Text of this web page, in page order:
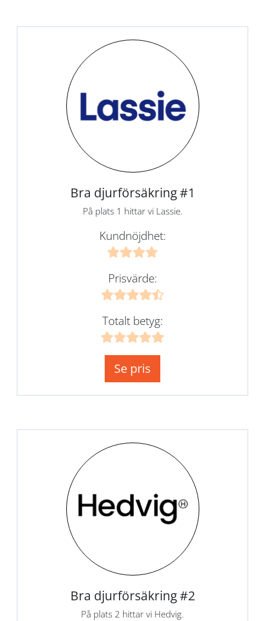
Bra djurförsäkring #1
På plats 1 hittar vi Lassie.
Kundnöjdhet:
Prisvärde:
Totalt betyg:
Se pris
Bra djurförsäkring #2
På plats 2 hittar vi Hedvig.